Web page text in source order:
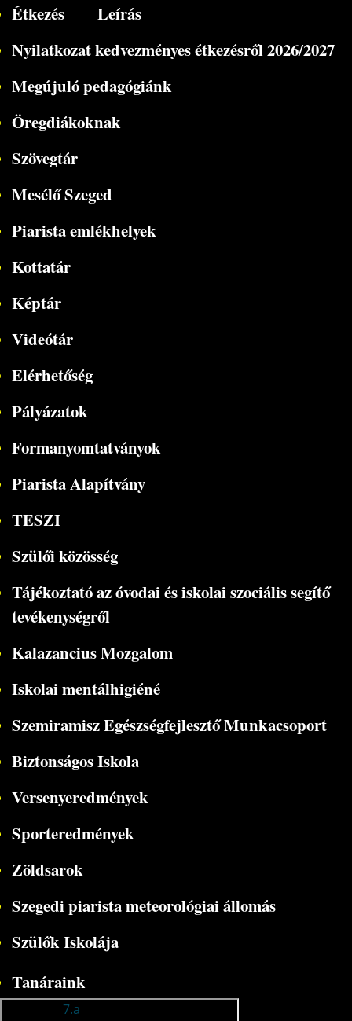
Étkezés
Leírás
Nyilatkozat kedvezményes étkezésről 2026/2027
Megújuló pedagógiánk
Öregdiákoknak
Szövegtár
Mesélő Szeged
Piarista emlékhelyek
Kottatár
Képtár
Videótár
Elérhetőség
Pályázatok
Formanyomtatványok
Piarista Alapítvány
TESZI
Szülői közösség
Tájékoztató az óvodai és iskolai szociális segítő
tevékenységről
Kalazancius Mozgalom
Iskolai mentálhigiéné
Szemiramisz Egészségfejlesztő Munkacsoport
Biztonságos Iskola
Versenyeredmények
Sporteredmények
Zöldsarok
Szegedi piarista meteorológiai állomás
Szülők Iskolája
Tanáraink